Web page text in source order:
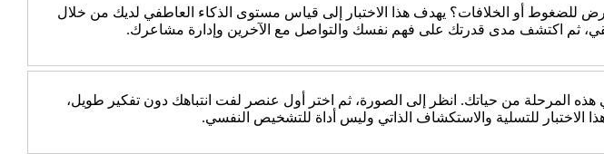
أو الخلافات؟ يهدف هذا الاختبار إلى قياس مستوى الذكاء العاطفي لديك من خلال
ثم اكتشف مدى قدرتك على فهم نفسك والتواصل مع الآخرين وإدارة مشاعرك.
المرحلة من حياتك. انظر إلى الصورة، ثم اختر أول عنصر لفت انتباهك دون تفكير طويل،
الاختبار للتسلية والاستكشاف الذاتي وليس أداة للتشخيص النفسي.